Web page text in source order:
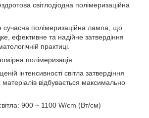
світлодіодна полімеризаційна
сучасна полімеризаційна лампа, що
ефективне та надійне затвердіння
практиці.
полімеризація
інтенсивності світла затвердіння
відбувається максимально
900 ~ 1100 W/cm (Вт/см)